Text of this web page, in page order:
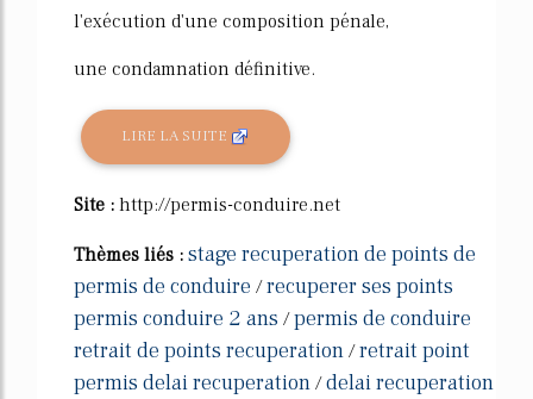
l'exécution d'une composition pénale,
une condamnation définitive.
LIRE LA SUITE
Site : http://permis-conduire.net
Thèmes liés : stage recuperation de points de
permis de conduire /recuperer ses points
permis conduire 2 ans /permis de conduire
retrait de points recuperation /retrait point
permis delai recuperation /delai recuperation